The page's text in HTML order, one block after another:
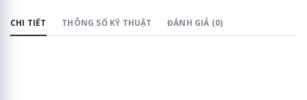
CHI TIẾT THÔNG SỐ KỸ THUẬT ĐÁNH GIÁ (0)